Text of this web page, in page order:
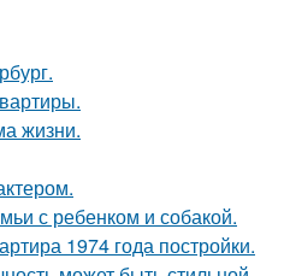
жизни.
с ребенком и собакой.
1974 года постройки.